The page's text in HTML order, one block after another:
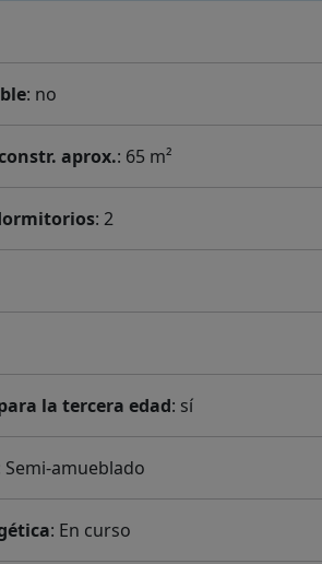
: no
aprox.: 65 m²
: 2
la tercera edad: sí
Semi-amueblado
: En curso